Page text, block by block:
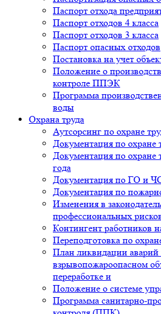
Паспорт отхода
Паспорт отходов 4 класса
Паспорт отходов 3 класса
Паспорт опасных отходов
Постановка на учет
Положение о
контроле ППЭК
Программа
воды
Охрана труда
Аутсорсинг по охране
Документация по охране
Документация по охране
года
Документация по ГО и
Документация по
Изменения в
профессиональных
Контингент работников
Переподготовка по
План ликвидации
взрывопожароопасном
переработке и
Положение о системе
Программа санитарно-